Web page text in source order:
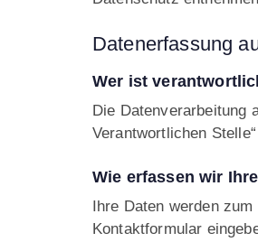
Datenerfassung
Wer ist
Die Datenverarbeitung
Verantwortlichen
Wie erfassen wir
Ihre Daten werden
Kontaktformular